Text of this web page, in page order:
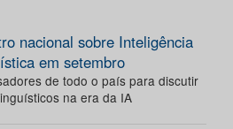
nacional sobre Inteligência
em setembro
de todo o país para discutir
na era da IA